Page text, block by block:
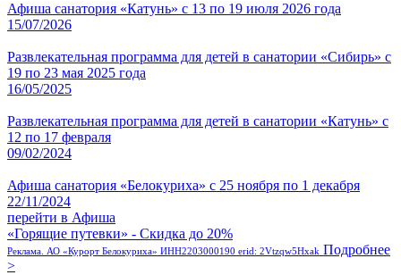
Афиша санатория «Катунь» с 13 по 19 июля 2026 года
15/07/2026
Развлекательная программа для детей в санатории «Сибирь» с
19 по 23 мая 2025 года
16/05/2025
Развлекательная программа для детей в санатории «Катунь» с
12 по 17 февраля
09/02/2024
Афиша санатория «Белокуриха» с 25 ноября по 1 декабря
22/11/2024
перейти в Афиша
«Горящие путевки» - Скидка до 20%
Реклама. АО «Курорт Белокуриха» ИНН2203000190 erid: 2Vtzqw5Hxak Подробнее
>